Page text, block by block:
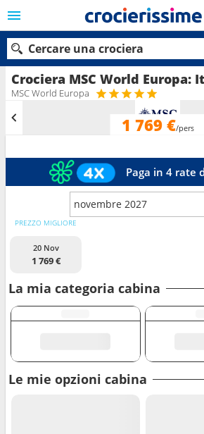
MSC World Europa
1 769 €/pers
Paga in 4 rate
novembre 2027
PREZZO MIGLIORE
20 Nov
1 769 €
La mia categoria cabina
Le mie opzioni cabina
Cercare una crociera
Le nostre destinazioni
Mesi di partenza
Porti